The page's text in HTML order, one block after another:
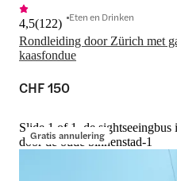
Rondleiding door Zürich met
kaasfondue
4,5(122) Eten en Drinken
CHF 150
Gratis annulering
Slide 1 of 1, de
door de oude binnenstad-1